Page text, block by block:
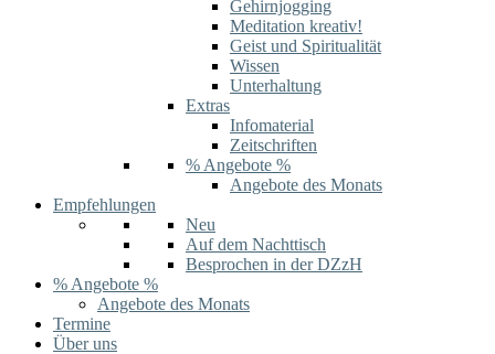
Gehirnjogging
Meditation kreativ!
Geist und Spiritualität
Wissen
Unterhaltung
Extras
Infomaterial
Zeitschriften
% Angebote %
Angebote des Monats
Empfehlungen
Neu
Auf dem Nachttisch
Besprochen in der DZzH
% Angebote %
Angebote des Monats
Termine
Über uns